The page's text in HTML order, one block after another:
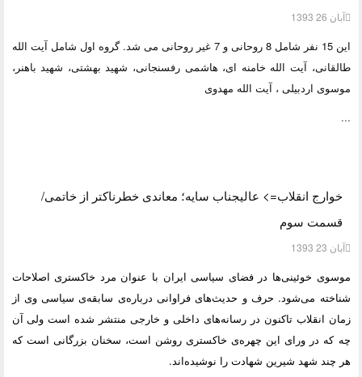
آبان 26 1393
این 15 نفر شامل 8 روحانی و 7 غیر روحانی می شد. گروه اول شامل آیت الله
طالقانی، آیت الله خامنه ای، هاشمی رفسنجانی، شهید بهشتی، شهید باهنر،
موسوی اردبیلی ، آیت الله مهدوی
...
خوارج انقلاب=> عالیجناب سایه؛ معاندی خطرناکتر از خاتمی/
قسمت سوم
آبان 23 1393
موسوی خوئینی‌ها در فضای سیاسی ایران با عنوان مرد خاکستری اصلاحات
شناخته می‌شود. حرف و حدیث‌های فراوانی درباره‌ی سابقه‌ی سیاسی وی از
زمان انقلاب تاکنون در رسانه‌های داخلی و خارجی منتشر شده است ولی آن
چه که در ورای این چهره‌ی خاکستری روشن است، سخنان بزرگانی است که
هر چند شهد شیرین شهادت را نوشیده‌اند.